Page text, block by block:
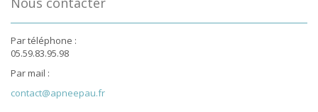
Par téléphone :
05.59.83.95.98
Par mail :
contact@apneepau.fr